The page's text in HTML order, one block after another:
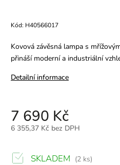
Kód: H40566017
Kovová závěsná lampa s
přináší moderní a industriální
Detailní informace
7 690 Kč
6 355,37 Kč bez DPH
SKLADEM (2 ks)